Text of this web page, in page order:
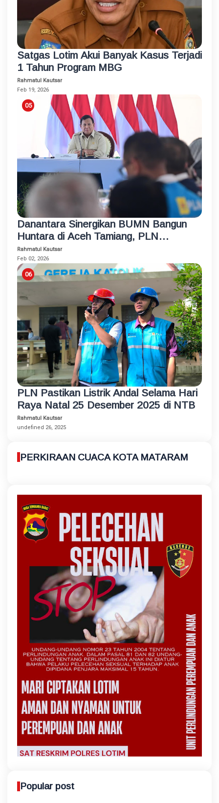
Satgas Lotim Akui Banyak Kasus Terjadi
1 Tahun Program MBG
Rahmatul Kautsar
Feb 19, 2026
Danantara Sinergikan BUMN Bangun
Huntara di Aceh Tamiang, PLN
Sambung Listrik untuk Semua Rumah
dan Fasum
Rahmatul Kautsar
Feb 02, 2026
PLN Pastikan Listrik Andal Selama Hari
Raya Natal 25 Desember 2025 di NTB
Rahmatul Kautsar
undefined 26, 2025
PERKIRAAN CUACA KOTA MATARAM
Popular post